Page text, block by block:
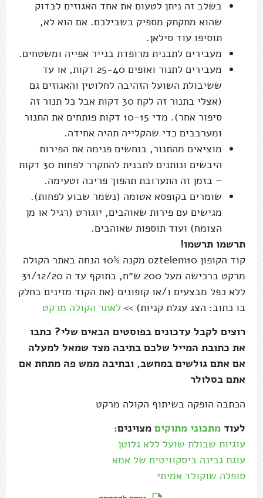
בשלב זה ניתן לטעום את אחד האגוזים לבדוק
שהוא מתקתק מספיק בשבילכם. אם הוא לא,
תוסיפו עוד סילאן.
מעבירים לתבנית מרופדת בנייר אפייה ומשטחים.
מעבירים לתנור ואופים 25-40 דקות, או עד
ששיבולת השועל הזהיבה לחלוטין והאגוזים גם
(אצלי בתנור זה לקח 30 דקות אבל כל תנור זה
סיפור אחר). מדי 10-15 דקות פותחים את התנור
ומערבבים כדי שהקלייה תהיה אחידה.
מוציאים מהתנור, בוחשים פנימה את הפירות
היבשים ונותנים לתבנית להתקרר לפחות 30 דקות
– בזמן זה התערובת תהפוך פריכה וטעימה.
שומרים בקופסא אטומה (נשמר שבוע לפחות).
מגישים עם פירות שאוהבים, יוגורט (רגיל או מן
הצומח) ועוד תוספות שאוהבים.
תרשמו תרשמו!
קוד הקופון oztelem10 מקנה 10% הנחה באתר הקולה
מרקט ברכישה מעל 200 ש״ח, בתוקף עד ה 31/12/20
ללא כפל מבצעים ו/או קופונים (את הקוד מזינים בחלק
בו כתוב: הצג עגלת קניות) >> לאתר הקולה מרקט
רוצים לקבל עדכונים בפוסטים הבאים שלי? כתבו
את כתובת המייל שלכם בתיבה מצד שמאל למעלה
אם אתם גולשים במחשב, ובתיבה ממש פה מתחת אם
אתם בסלולר
הכתבה הופקה בשיתוף הקולה מרקט
לעוד מתכוני מתוקים מצוינים:
עוגיות שבולת שועל ללא גלוטן
עוגת גבינה ביסקוויטים של אמא
סופלה שוקולד אמיתי